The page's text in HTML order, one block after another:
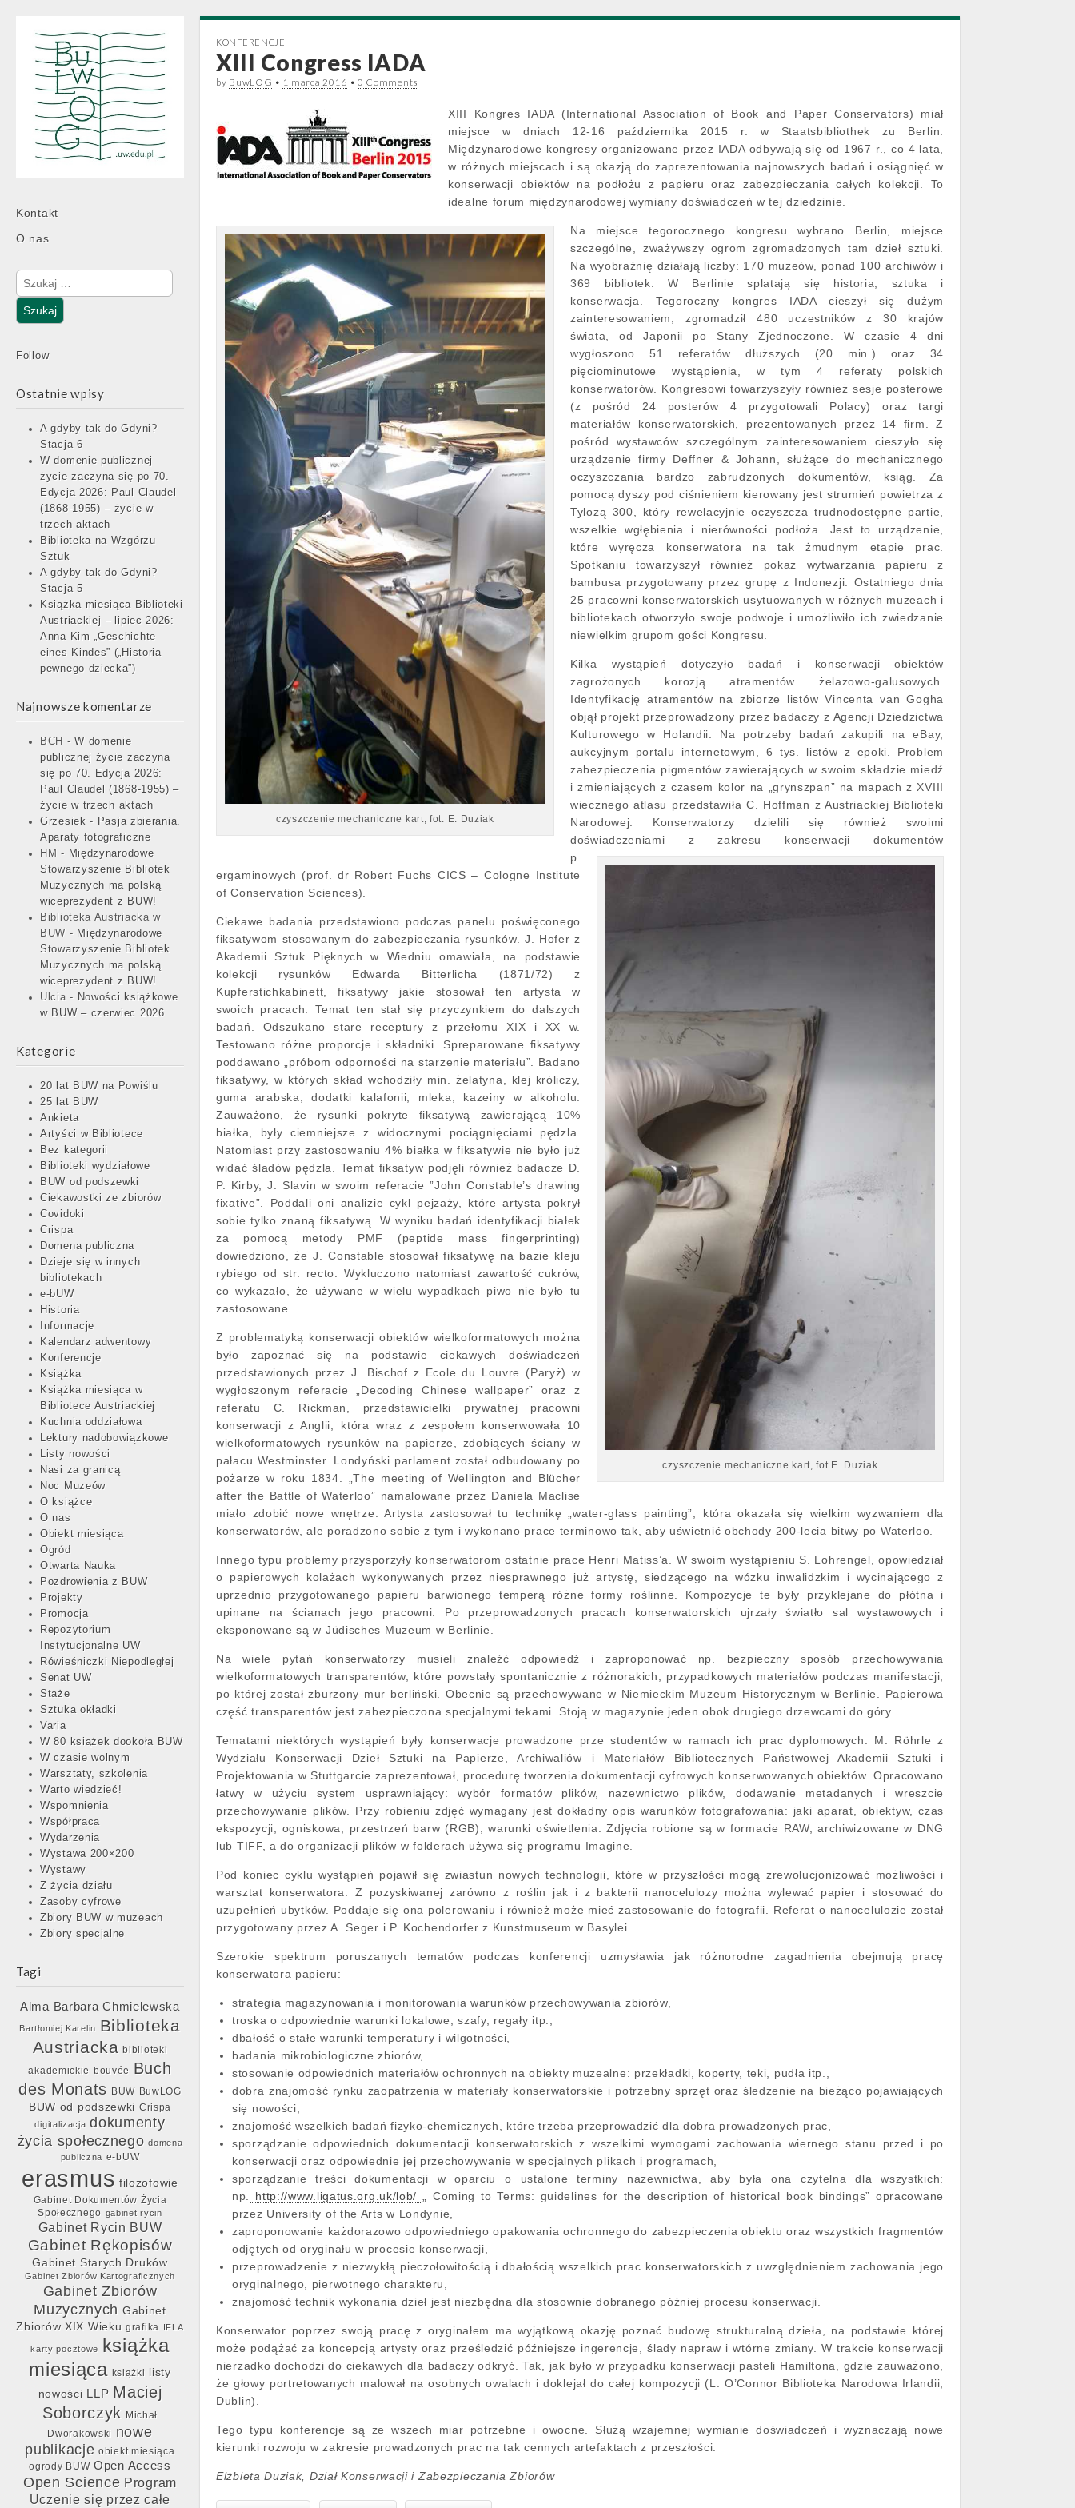
Main
menu
Skip
content
Kontakt
O nas
Szukaj:
Follow
Ostatnie wpisy
A gdyby tak do Gdyni?
Stacja 6
W domenie publicznej
życie zaczyna się po 70.
Edycja 2026: Paul Claudel
(1868-1955) – życie w
trzech aktach
Biblioteka na Wzgórzu
Sztuk
A gdyby tak do Gdyni?
Stacja 5
Książka miesiąca Biblioteki
Austriackiej – lipiec 2026:
Anna Kim „Geschichte
eines Kindes” („Historia
pewnego dziecka”)
Najnowsze komentarze
BCH -W domenie
publicznej życie zaczyna
się po 70. Edycja 2026:
Paul Claudel (1868-1955) –
życie w trzech aktach
Grzesiek - Pasja zbierania.
Aparaty fotograficzne
HM - Międzynarodowe
Stowarzyszenie Bibliotek
Muzycznych ma polską
wiceprezydent z BUW!
Biblioteka Austriacka w
BUW - Międzynarodowe
Stowarzyszenie Bibliotek
Muzycznych ma polską
wiceprezydent z BUW!
Ulcia - Nowości książkowe
w BUW – czerwiec 2026
Kategorie
20 lat BUW na Powiślu
25 lat BUW
Ankieta
Artyści w Bibliotece
Bez kategorii
Biblioteki wydziałowe
BUW od podszewki
Ciekawostki ze zbiorów
Covidoki
Crispa
Domena publiczna
Dzieje się w innych
bibliotekach
e-bUW
Historia
Informacje
Kalendarz adwentowy
Konferencje
Książka
Książka miesiąca w
Bibliotece Austriackiej
Kuchnia oddziałowa
Lektury nadobowiązkowe
Listy nowości
Nasi za granicą
Noc Muzeów
O książce
O nas
Obiekt miesiąca
Ogród
Otwarta Nauka
Pozdrowienia z BUW
Projekty
Promocja
Repozytorium
Instytucjonalne UW
Rówieśniczki Niepodległej
Senat UW
Staże
Sztuka okładki
Varia
W 80 książek dookoła BUW
W czasie wolnym
Warsztaty, szkolenia
Warto wiedzieć!
Wspomnienia
Współpraca
Wydarzenia
Wystawa 200×200
Wystawy
Z życia działu
Zasoby cyfrowe
Zbiory BUW w muzeach
Zbiory specjalne
Tagi
Alma Barbara Chmielewska
Bartłomiej Karelin Biblioteka
Austriacka biblioteki
akademickie
bouvée
Buch
des Monats BUW BuwLOG
BUW od podszewki Crispa
digitalizacja dokumenty
życia społecznego domena
publiczna e-bUW
erasmus filozofowie
Gabinet Dokumentów Życia
Społecznego gabinet rycin
Gabinet Rycin BUW
Gabinet Rękopisów
Gabinet Starych Druków
Gabinet Zbiorów Kartograficznych
Gabinet Zbiorów
Muzycznych Gabinet
Zbiorów XIX Wieku grafika IFLA
karty pocztowe książka
miesiąca książki
listy
nowości LLP Maciej
Soborczyk
Michał
Dworakowski
nowe
publikacje obiekt miesiąca
ogrody BUW Open Access
Open Science Program
Uczenie się przez całe
KONFERENCJE
XIII Congress IADA
by BuwLOG • 1 marca 2016 • 0 Comments
XIII Kongres IADA (International Association of Book and Paper Conservators) miał
miejsce w dniach 12-16 października 2015 r. w Staatsbibliothek zu Berlin.
Międzynarodowe kongresy organizowane przez IADA odbywają się od 1967 r., co 4 lata,
w różnych miejscach i są okazją do zaprezentowania najnowszych badań i osiągnięć w
konserwacji obiektów na podłożu z papieru oraz zabezpieczania całych kolekcji. To
idealne forum międzynarodowej wymiany doświadczeń w tej dziedzinie.
czyszczenie mechaniczne kart, fot. E. Duziak
czyszczenie mechaniczne kart, fot E. Duziak
Na miejsce tegorocznego kongresu wybrano Berlin, miejsce
szczególne, zważywszy ogrom zgromadzonych tam dzieł sztuki.
Na wyobraźnię działają liczby: 170 muzeów, ponad 100 archiwów i
369 bibliotek. W Berlinie splatają się historia, sztuka i
konserwacja. Tegoroczny kongres IADA cieszył się dużym
zainteresowaniem, zgromadził 480 uczestników z 30 krajów
świata, od Japonii po Stany Zjednoczone. W czasie 4 dni
wygłoszono 51 referatów dłuższych (20 min.) oraz 34
pięciominutowe wystąpienia, w tym 4 referaty polskich
konserwatorów. Kongresowi towarzyszyły również sesje posterowe
(z pośród 24 posterów 4 przygotowali Polacy) oraz targi
materiałów konserwatorskich, prezentowanych przez 14 firm. Z
pośród wystawców szczególnym zainteresowaniem cieszyło się
urządzenie firmy Deffner & Johann, służące do mechanicznego
oczyszczania bardzo zabrudzonych dokumentów, ksiąg. Za
pomocą dyszy pod ciśnieniem kierowany jest strumień powietrza z
Tylozą 300, który rewelacyjnie oczyszcza trudnodostępne partie,
wszelkie wgłębienia i nierówności podłoża. Jest to urządzenie,
które wyręcza konserwatora na tak żmudnym etapie prac.
Spotkaniu towarzyszył również pokaz wytwarzania papieru z
bambusa przygotowany przez grupę z Indonezji. Ostatniego dnia
25 pracowni konserwatorskich usytuowanych w różnych muzeach i
bibliotekach otworzyło swoje podwoje i umożliwiło ich zwiedzanie
niewielkim grupom gości Kongresu.
Kilka wystąpień dotyczyło badań i konserwacji obiektów
zagrożonych korozją atramentów żelazowo-galusowych.
Identyfikację atramentów na zbiorze listów Vincenta van Gogha
objął projekt przeprowadzony przez badaczy z Agencji Dziedzictwa
Kulturowego w Holandii. Na potrzeby badań zakupili na eBay,
aukcyjnym portalu internetowym, 6 tys. listów z epoki. Problem
zabezpieczenia pigmentów zawierających w swoim składzie miedź
i zmieniających z czasem kolor na „grynszpan” na mapach z XVIII
wiecznego atlasu przedstawiła C. Hoffman z Austriackiej Biblioteki
Narodowej. Konserwatorzy dzielili się również swoimi
doświadczeniami z zakresu konserwacji dokumentów
p
ergaminowych (prof. dr Robert Fuchs CICS – Cologne Institute
of Conservation Sciences).
Ciekawe badania przedstawiono podczas panelu poświęconego
fiksatywom stosowanym do zabezpieczania rysunków. J. Hofer z
Akademii Sztuk Pięknych w Wiedniu omawiała, na podstawie
kolekcji rysunków Edwarda Bitterlicha (1871/72) z
Kupferstichkabinett, fiksatywy jakie stosował ten artysta w
swoich pracach. Temat ten stał się przyczynkiem do dalszych
badań. Odszukano stare receptury z przełomu XIX i XX w.
Testowano różne proporcje i składniki. Spreparowane fiksatywy
poddawano „próbom odporności na starzenie materiału”. Badano
fiksatywy, w których skład wchodziły min. żelatyna, klej króliczy,
guma arabska, dodatki kalafonii, mleka, kazeiny w alkoholu.
Zauważono, że rysunki pokryte fiksatywą zawierającą 10%
białka, były ciemniejsze z widocznymi pociągnięciami pędzla.
Natomiast przy zastosowaniu 4% białka w fiksatywie nie było już
widać śladów pędzla. Temat fiksatyw podjęli również badacze D.
P. Kirby, J. Slavin w swoim referacie ”John Constable’s drawing
fixative”. Poddali oni analizie cykl pejzaży, które artysta pokrył
sobie tylko znaną fiksatywą. W wyniku badań identyfikacji białek
za pomocą metody PMF (peptide mass fingerprinting)
dowiedziono, że J. Constable stosował fiksatywę na bazie kleju
rybiego od str. recto. Wykluczono natomiast zawartość cukrów,
co wykazało, że używane w wielu wypadkach piwo nie było tu
zastosowane.
Z problematyką konserwacji obiektów wielkoformatowych można
było zapoznać się na podstawie ciekawych doświadczeń
przedstawionych przez J. Bischof z Ecole du Louvre (Paryż) w
wygłoszonym referacie „Decoding Chinese wallpaper” oraz z
referatu C. Rickman, przedstawicielki prywatnej pracowni
konserwacji z Anglii, która wraz z zespołem konserwowała 10
wielkoformatowych rysunków na papierze, zdobiących ściany w
pałacu Westminster. Londyński parlament został odbudowany po
pożarze w roku 1834. „The meeting of Wellington and Blücher
after the Battle of Waterloo” namalowane przez Daniela Maclise
miało zdobić nowe wnętrze. Artysta zastosował tu technikę „water-glass painting”, która okazała się wielkim wyzwaniem dla
konserwatorów, ale poradzono sobie z tym i wykonano prace terminowo tak, aby uświetnić obchody 200-lecia bitwy po Waterloo.
Innego typu problemy przysporzyły konserwatorom ostatnie prace Henri Matiss’a. W swoim wystąpieniu S. Lohrengel, opowiedział
o papierowych kolażach wykonywanych przez niesprawnego już artystę, siedzącego na wózku inwalidzkim i wycinającego z
uprzednio przygotowanego papieru barwionego temperą różne formy roślinne. Kompozycje te były przyklejane do płótna i
upinane na ścianach jego pracowni. Po przeprowadzonych pracach konserwatorskich ujrzały światło sal wystawowych i
eksponowane są w Jüdisches Muzeum w Berlinie.
Na wiele pytań konserwatorzy musieli znaleźć odpowiedź i zaproponować np. bezpieczny sposób przechowywania
wielkoformatowych transparentów, które powstały spontanicznie z różnorakich, przypadkowych materiałów podczas manifestacji,
po której został zburzony mur berliński. Obecnie są przechowywane w Niemieckim Muzeum Historycznym w Berlinie. Papierowa
część transparentów jest zabezpieczona specjalnymi tekami. Stoją w magazynie jeden obok drugiego drzewcami do góry.
Tematami niektórych wystąpień były konserwacje prowadzone prze studentów w ramach ich prac dyplomowych. M. Röhrle z
Wydziału Konserwacji Dzieł Sztuki na Papierze, Archiwaliów i Materiałów Bibliotecznych Państwowej Akademii Sztuki i
Projektowania w Stuttgarcie zaprezentował, procedurę tworzenia dokumentacji cyfrowych konserwowanych obiektów. Opracowano
łatwy w użyciu system usprawniający: wybór formatów plików, nazewnictwo plików, dodawanie metadanych i wreszcie
przechowywanie plików. Przy robieniu zdjęć wymagany jest dokładny opis warunków fotografowania: jaki aparat, obiektyw, czas
ekspozycji, ogniskowa, przestrzeń barw (RGB), warunki oświetlenia. Zdjęcia robione są w formacie RAW, archiwizowane w DNG
lub TIFF, a do organizacji plików w folderach używa się programu Imagine.
Pod koniec cyklu wystąpień pojawił się zwiastun nowych technologii, które w przyszłości mogą zrewolucjonizować możliwości i
warsztat konserwatora. Z pozyskiwanej zarówno z roślin jak i z bakterii nanocelulozy można wylewać papier i stosować do
uzupełnień ubytków. Poddaje się ona polerowaniu i również może mieć zastosowanie do fotografii. Referat o nanocelulozie został
przygotowany przez A. Seger i P. Kochendorfer z Kunstmuseum w Basylei.
Szerokie spektrum poruszanych tematów podczas konferencji uzmysławia jak różnorodne zagadnienia obejmują pracę
konserwatora papieru:
strategia magazynowania i monitorowania warunków przechowywania zbiorów,
troska o odpowiednie warunki lokalowe, szafy, regały itp.,
dbałość o stałe warunki temperatury i wilgotności,
badania mikrobiologiczne zbiorów,
stosowanie odpowiednich materiałów ochronnych na obiekty muzealne: przekładki, koperty, teki, pudła itp.,
dobra znajomość rynku zaopatrzenia w materiały konserwatorskie i potrzebny sprzęt oraz śledzenie na bieżąco pojawiających
się nowości,
znajomość wszelkich badań fizyko-chemicznych, które trzeba przeprowadzić dla dobra prowadzonych prac,
sporządzanie odpowiednich dokumentacji konserwatorskich z wszelkimi wymogami zachowania wiernego stanu przed i po
konserwacji oraz odpowiednie jej przechowywanie w specjalnych plikach i programach,
sporządzanie treści dokumentacji w oparciu o ustalone terminy nazewnictwa, aby była ona czytelna dla wszystkich:
np.
http://www.ligatus.org.uk/lob/
„ Coming to Terms: guidelines for the description of historical book bindings” opracowane
przez University of the Arts w Londynie,
zaproponowanie każdorazowo odpowiedniego opakowania ochronnego do zabezpieczenia obiektu oraz wszystkich fragmentów
odjętych od oryginału w procesie konserwacji,
przeprowadzenie z niezwykłą pieczołowitością i dbałością wszelkich prac konserwatorskich z uwzględnieniem zachowania jego
oryginalnego, pierwotnego charakteru,
znajomość technik wykonania dzieł jest niezbędna dla stosownie dobranego później procesu konserwacji.
Konserwator poprzez swoją pracę z oryginałem ma wyjątkową okazję poznać budowę strukturalną dzieła, na podstawie której
może podążać za koncepcją artysty oraz prześledzić późniejsze ingerencje, ślady napraw i wtórne zmiany. W trakcie konserwacji
nierzadko dochodzi do ciekawych dla badaczy odkryć. Tak, jak było w przypadku konserwacji pasteli Hamiltona, gdzie zauważono,
że głowy portretowanych malował na osobnych owalach i doklejał do całej kompozycji (L. O’Connor Biblioteka Narodowa Irlandii,
Dublin).
Tego typu konferencje są ze wszech miar potrzebne i owocne. Służą wzajemnej wymianie doświadczeń i wyznaczają nowe
kierunki rozwoju w zakresie prowadzonych prac na tak cennych artefaktach z przeszłości.
Elżbieta Duziak, Dział Konserwacji i Zabezpieczania Zbiorów